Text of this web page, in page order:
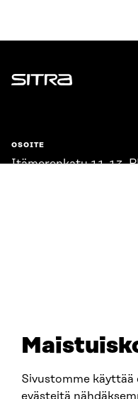
Sivustomme käyttää
evästeitä
Sitra
OSOITE
Itämerenkatu 11-13,
SITRA SOSIAALISESSA